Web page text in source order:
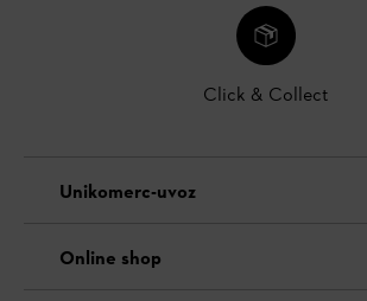
Click & Collect
Unikomerc-uvoz
Online shop